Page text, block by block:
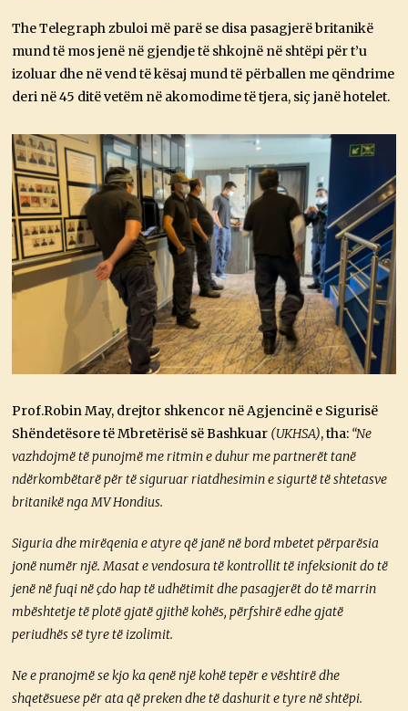
The Telegraph zbuloi më parë se disa pasagjerë britanikë
mund të mos jenë në gjendje të shkojnë në shtëpi për t’u
izoluar dhe në vend të kësaj mund të përballen me qëndrime
deri në 45 ditë vetëm në akomodime të tjera, siç janë hotelet.
Prof.RobinMay, drejtor shkencor në Agjencinë e Sigurisë
Shëndetësore të Mbretërisë së Bashkuar (UKHSA), tha: “Ne
vazhdojmë të punojmë me ritmin e duhur me partnerët tanë
ndërkombëtarë për të siguruar riatdhesimin e sigurtë të shtetasve
britanikë nga MV Hondius.
Siguria dhe mirëqenia e atyre që janë në bord mbetet përparësia
jonë numër një. Masat e vendosura të kontrollit të infeksionit do të
jenë në fuqi në çdo hap të udhëtimit dhe pasagjerët do të marrin
mbështetje të plotë gjatë gjithë kohës, përfshirë edhe gjatë
periudhës së tyre të izolimit.
Ne e pranojmë se kjo ka qenë një kohë tepër e vështirë dhe
shqetësuese për ata që preken dhe të dashurit e tyre në shtëpi.